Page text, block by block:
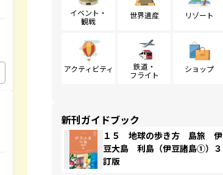
イベント・
観戦
世界遺産 リゾート
アクティビティ
鉄道・
フライト
ショップ
新刊ガイドブック
１５ 地球の歩き方 島旅 伊
豆大島 利島（伊豆諸島①）３
訂版